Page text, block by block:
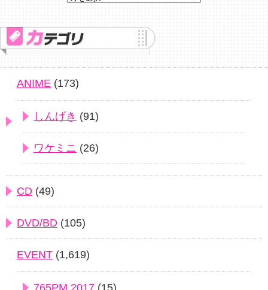
ANIME (173)
しんげき (91)
ワケミニ (26)
CD (49)
DVD/BD (105)
EVENT (1,619)